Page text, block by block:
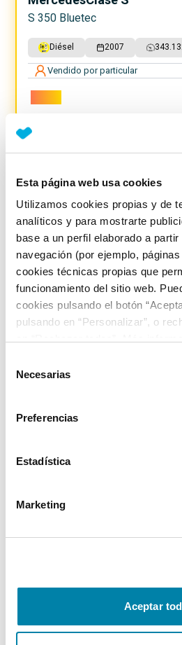
Esta página web usa cookies
Utilizamos cookies propias y de
analíticos y para mostrarte
base a un perfil elaborado a
navegación (por ejemplo,
cookies técnicas propias que
funcionamiento del sitio web.
cookies pulsando el botón
pulsando en “Personalizar”, o
Necesarias
Preferencias
Estadística
Marketing
Aceptar
S 350 Bluetec
Diésel 2007
Vendido por particular